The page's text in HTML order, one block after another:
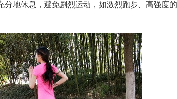
分地休息，避免剧烈运动，如激烈跑步、高强度